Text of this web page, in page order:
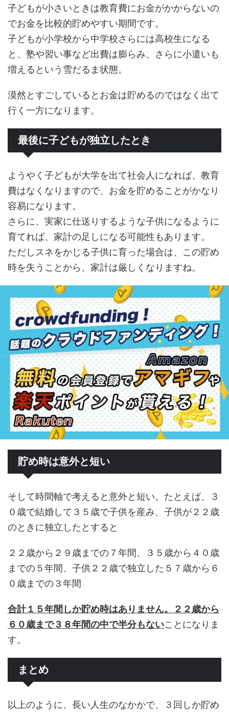
子どもが小さいときは教育費にお金がかからないの
でお金を比較的貯めやすい期間です。
子どもが小学校から中学校さらには高校生になる
と、塾や習い事など出費は膨らみ、さらに小遣いも
増えるという雪だるま状態。
漠然とすごしているとお金は貯めるのではなく出て
行く一方になります。
最後に子どもが独立したとき
ようやく子どもが大学を出て社会人になれば、教育
費はなくなりますので、お金を貯めることがかなり
容易になります。
さらに、実家に仕送りするような子供になるように
育てれば、家計の足しになる可能性もあります。
ただしスネをかじる子供に育った場合は、この貯め
時を失うことから、家計は厳しくなりますね。
貯め時は意外と短い
そして時間軸で考えると意外と短い。たとえば、３
０歳で結婚して３５歳で子供を産み、子供が２２歳
のときに独立したとすると
２２歳から２９歳までの７年間、３５歳から４０歳
までの５年間、子供２２歳で独立した５７歳から６
０歳までの３年間
合計１５年間しか貯め時はありません。２２歳から
６０歳まで３８年間の中で半分もないことになりま
す。
まとめ
以上のように、長い人生のなかかで、３回しか貯め